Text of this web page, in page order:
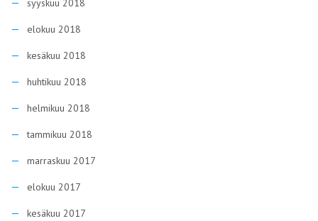
syyskuu 2018
elokuu 2018
kesäkuu 2018
huhtikuu 2018
helmikuu 2018
tammikuu 2018
marraskuu 2017
elokuu 2017
kesäkuu 2017